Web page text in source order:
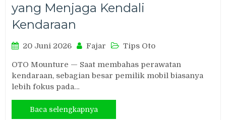
yang Menjaga Kendali
Kendaraan
20 Juni 2026 Fajar Tips Oto
OTO Mounture — Saat membahas perawatan
kendaraan, sebagian besar pemilik mobil biasanya
lebih fokus pada…
Baca selengkapnya